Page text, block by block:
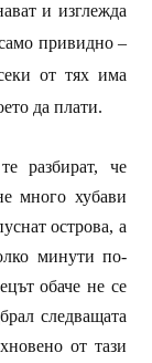
и изглежда
привидно –
от тях има
да плати.
разбират, че
много хубави
острова, а
минути по-
обаче не се
следващата
от тази